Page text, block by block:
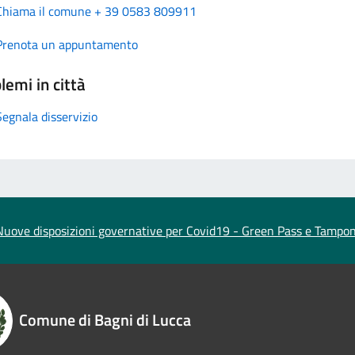
il comune + 39 0583 809911
un appuntamento
in città
disservizio
disposizioni governative per Covid19 - Green Pass e
Comune di Bagni di Lucca